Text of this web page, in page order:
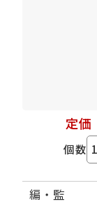
定価
個数
編・監